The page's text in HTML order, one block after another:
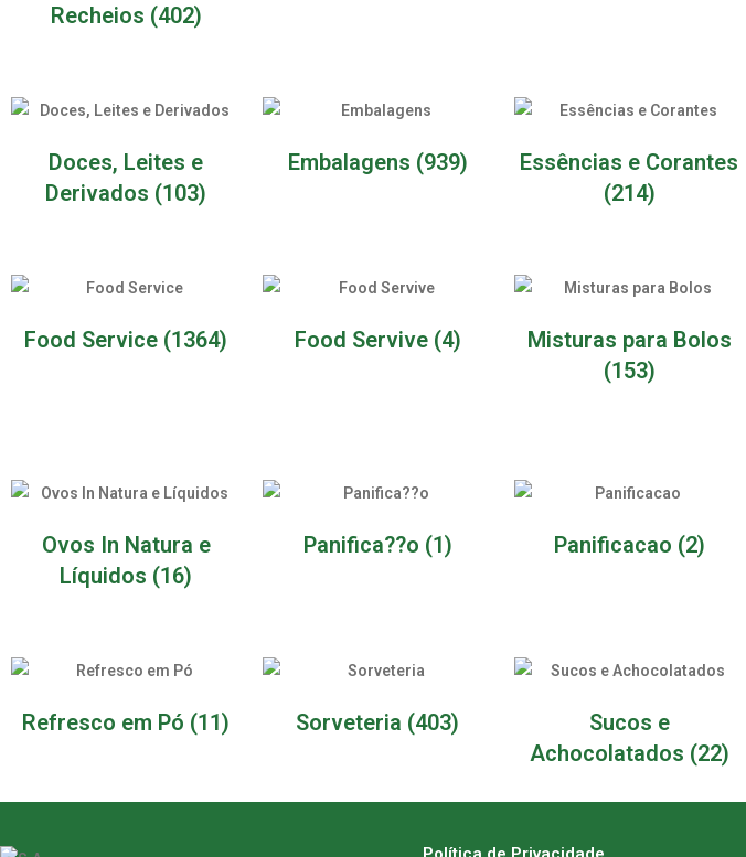
Recheios (402)
Doces, Leites e
Derivados (103)
Embalagens (939)
Essências e Corantes
(214)
Food Service (1364) Food Servive (4)
Misturas para Bolos
(153)
Ovos In Natura e
Líquidos (16)
Panifica??o (1) Panificacao (2)
Refresco em Pó (11) Sorveteria (403)
Sucos e
Achocolatados (22)